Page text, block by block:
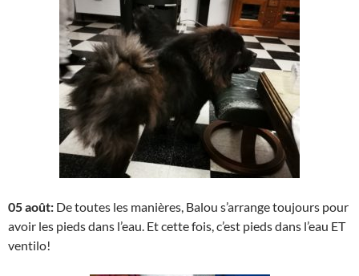
05 août: De toutes les manières, Balou s’arrange toujours pour
avoir les pieds dans l’eau. Et cette fois, c’est pieds dans l’eau ET
ventilo!